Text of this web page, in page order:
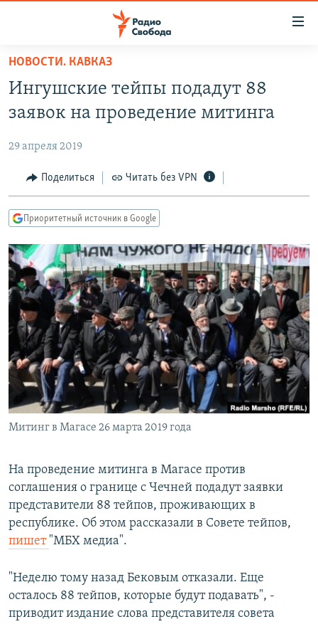
упрощенного
доступа
основному
Вернутся
главной
навигации
Вернутся
поиску
ПОДКАСТЫ
АВТОРСКИЕ ПРОЕКТЫ
ЦИТАТЫ СВОБОДЫ
МНЕНИЯ
IDEL.РЕАЛИИ
КАВКАЗ.РЕАЛИИ
СЕВЕР.РЕАЛИИ
СИБИРЬ.РЕАЛИИ
РАСПИСАНИЕ ВЕЩАНИЯ
ПОДПИШИТЕСЬ НА РАССЫЛКУ
СОЦИАЛЬНЫЕ СЕТИ
Все сайты РСЕ/РС
НОВОСТИ. КАВКАЗ
Ингушские тейпы подадут 88
заявок на проведение митинга
29 апреля 2019
Поделиться Читать без VPN
Приоритетный источник в Google
Митинг в Магасе 26 марта 2019 года
На проведение митинга в Магасе против
соглашения о границе с Чечней подадут заявки
представители 88 тейпов, проживающих в
республике. Об этом рассказали в Cовете тейпов,
пишет "МБХ медиа".
"Неделю тому назад Бековым отказали. Еще
осталось 88 тейпов, которые будут подавать", -
приводит издание слова представителя совета